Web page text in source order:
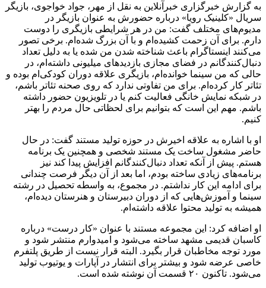
به گزارش خبرگزاری خبرآنلاین به نقل از مهر، جواد خواجوی، بازیگر
سریال «کلینیک رویا» درباره حضورش به عنوان بازیگر در
مدیوم‌های مختلف گفت: من در هر شرایطی بازیگری را دوست
دارم. برای آن زحمت کشیده‌ام و با آن بزرگ شده‌ام. برخی تصور
می‌کنند اینستاگرام باعث شناخته شدن من شده یا به دلیل تعداد
دنبال‌کنندگانم در فضای مجازی بازدیدهای میلیونی داشته‌ام، در
حالی که من سینما خوانده‌ام، بازیگری علاقه دوران کودکی‌ام بوده و
تئاتر کار کرده‌ام. برای من تفاوتی ندارد که روی صحنه تئاتر باشم،
در شبکه نمایش خانگی فعالیت کنم یا در تلویزیون حضور داشته
باشم. مهم این است که بتوانیم برای لحظاتی حال مردم را بهتر
کنیم.
او با اشاره به علاقه اخیرش در حوزه تولید مستند گفت: در حال
حاضر مشغول ساخت یک مستند شخصی و همچنین یک برنامه
هستم. پیش از آنکه تعداد دنبال‌کنندگانم افزایش پیدا کند نیز
برنامه‌های زیادی ساخته بودم، اما بعد از آن دیگر فرصت چندانی
برای ادامه این کار نداشتم. در مجموع، به واسطه تحصیل در رشته
سینما و آموزش‌هایی که از دوران دبیرستان و هنرستان دیده‌ام،
همیشه به تولید محتوا علاقه داشته‌ام.
او اضافه کرد: این مجموعه مستند با عنوان «کار درست» درباره
کاسبان قدیمی مشهد ساخته می‌شود و امیدوارم منتشر شود و
مورد توجه مخاطبان قرار بگیرد. البته قرار نیست از طریق پلتفرم
خاصی عرضه شود و بیشتر برای انتشار در آپارات و یوتیوب تولید
می‌شود. تاکنون ۲۰ قسمت آن نوشته شده است.